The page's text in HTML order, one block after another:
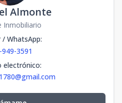
Almonte
Inmobiliario
/ WhatsApp:
3591
electrónico: